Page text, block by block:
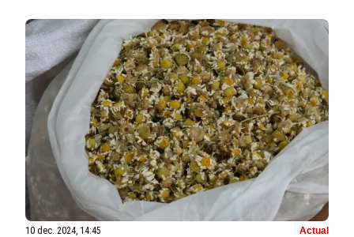
10 dec. 2024, 14:45 Actual